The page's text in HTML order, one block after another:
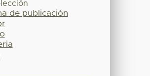
de publicación